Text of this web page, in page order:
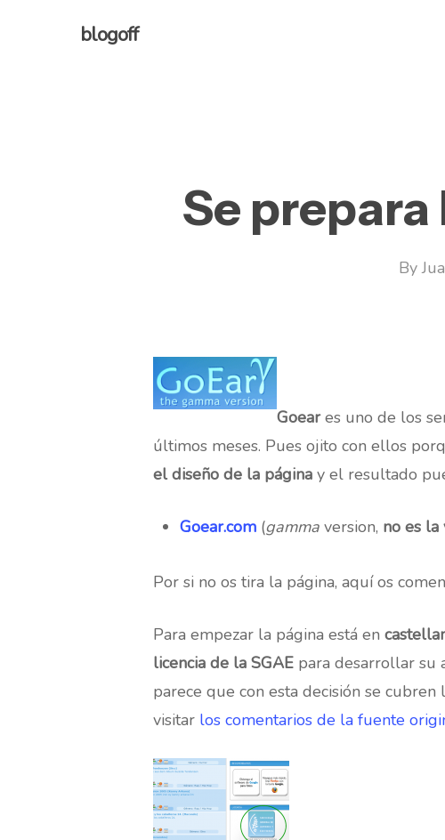
blogoff
Se prepara
By
Goeares uno de los
últimos meses. Pues ojito con ellos
el diseño de la página y el resultado
Goear.com (gamma version, no es la
Por si no os tira la página, aquí os
Para empezar la página está en
licencia de la SGAE para desarrollar su
parece que con esta decisión se
visitar los comentarios de la fuente